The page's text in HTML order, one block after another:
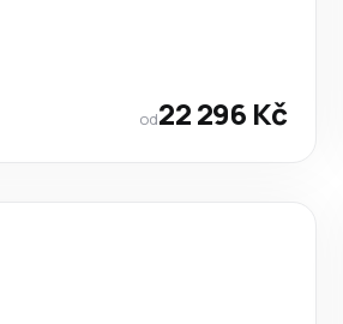
od22 296 Kč